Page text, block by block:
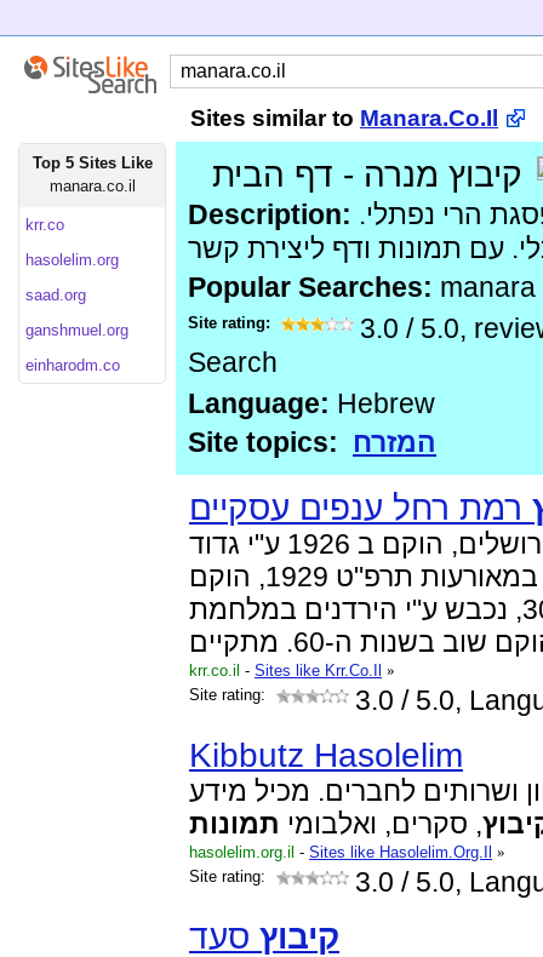
Sites similar to Manara.Co.Il
Top 5 Sites Like
manara.co.il
krr.co
hasolelim.org
saad.org
ganshmuel.org
einharodm.co
קיבוץ מנרה - דף הבית
Description:
Popular Searches: manara
Site rating: 3.0 / 5.0,
Search
Language: Hebrew
Site topics:
המזרח
רמת רחל ענפים עסקיים
קבוץ דרומה לירושלים, הוקם ב 1926 ע"י גדוד
העבודה. נשרף כליל במאורעות תרפ"ט 1929, הוקם
שוב בשנות ה-30, נכבש ע"י הירדנים במלחמת
krr.co.il - Sites like Krr.Co.Il
»
Site rating:
3.0 / 5.0,
Kibbutz Hasolelim
ושרותים לחברים. מכיל מידע
, סקרים, ואלבומי תמונות
hasolelim.org.il - Sites like Hasolelim.Org.Il
»
Site rating:
3.0 / 5.0,
קיבוץ סעד